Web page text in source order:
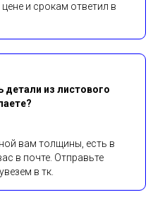
и срокам ответил в
детали из листового
вам толщины, есть в
в почте. Отправьте
в тк.